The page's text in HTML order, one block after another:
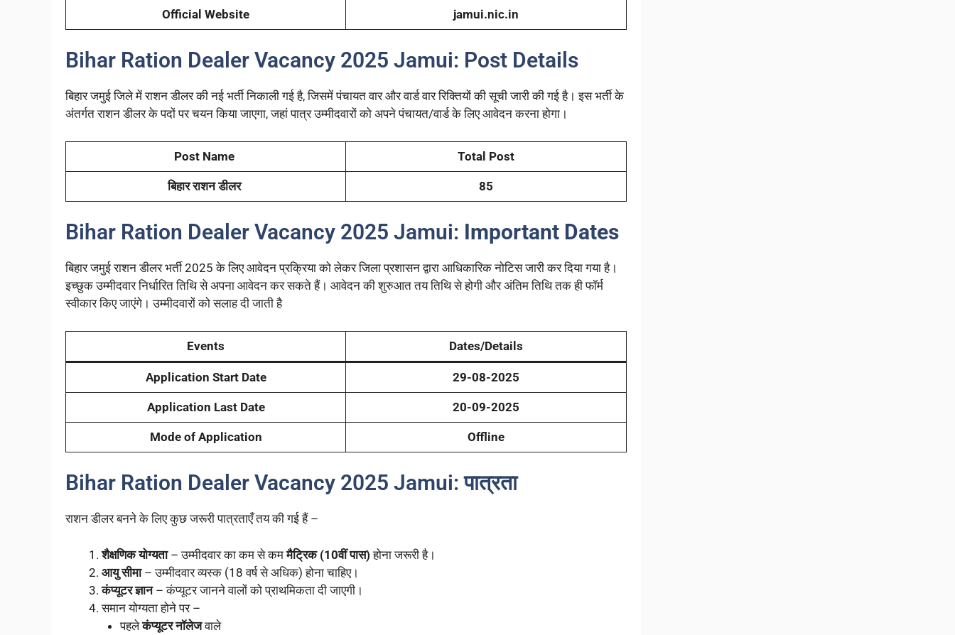
Official Website jamui.nic.in
Bihar Ration Dealer Vacancy 2025 Jamui: Post Details
बिहार जमुई जिले में राशन डीलर की नई भर्ती निकाली गई है, जिसमें पंचायत वार और वार्ड वार रिक्तियों की सूची जारी की गई है। इस भर्ती के
अंतर्गत राशन डीलर के पदों पर चयन किया जाएगा, जहां पात्र उम्मीदवारों को अपने पंचायत/वार्ड के लिए आवेदन करना होगा।
Post Name Total Post
बिहार राशन डीलर 85
Bihar Ration Dealer Vacancy 2025 Jamui: Important Dates
बिहार जमुई राशन डीलर भर्ती 2025 के लिए आवेदन प्रक्रिया को लेकर जिला प्रशासन द्वारा आधिकारिक नोटिस जारी कर दिया गया है।
इच्छुक उम्मीदवार निर्धारित तिथि से अपना आवेदन कर सकते हैं। आवेदन की शुरुआत तय तिथि से होगी और अंतिम तिथि तक ही फॉर्म
स्वीकार किए जाएंगे। उम्मीदवारों को सलाह दी जाती है
Events Dates/Details
Application Start Date 29-08-2025
Application Last Date 20-09-2025
Mode of Application Offline
Bihar Ration Dealer Vacancy 2025 Jamui: पात्रता
राशन डीलर बनने के लिए कुछ जरूरी पात्रताएँ तय की गई हैं –
शैक्षणिक योग्यता– उम्मीदवार का कम से कममैट्रिक (10वीं पास) होना जरूरी है।
आयु सीमा– उम्मीदवार व्यस्क (18 वर्ष से अधिक) होना चाहिए।
कंप्यूटर ज्ञान– कंप्यूटर जानने वालों को प्राथमिकता दी जाएगी।
समान योग्यता होने पर –
पहलेकंप्यूटर नॉलेजवाले